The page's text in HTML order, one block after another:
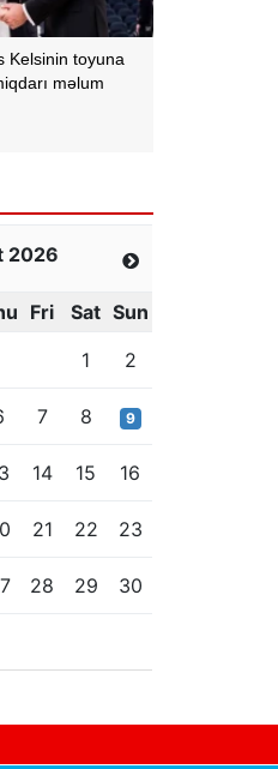
Kelsinin toyuna
məlum
2026
Fri Sat Sun
1
2
7 8 9
14 15 16
21 22 23
28 29 30